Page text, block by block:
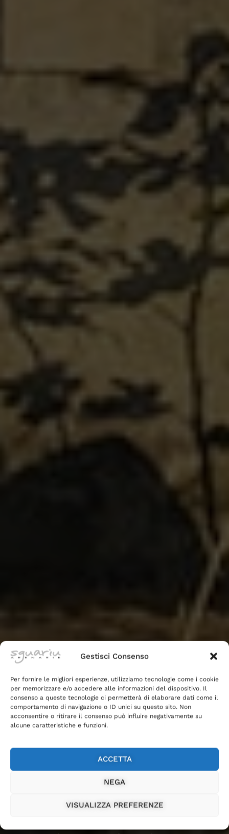
Gestisci Consenso
Per fornire le migliori esperienze, utilizziamo tecnologie come i cookie
per memorizzare e/o accedere alle informazioni del dispositivo. Il
consenso a queste tecnologie ci permetterà di elaborare dati come il
comportamento di navigazione o ID unici su questo sito. Non
acconsentire o ritirare il consenso può influire negativamente su
alcune caratteristiche e funzioni.
ACCETTA
NEGA
VISUALIZZA PREFERENZE
Installazione in Pietra